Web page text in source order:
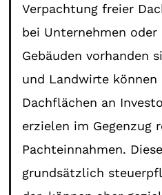
Verpachtung freier
bei Unternehmen
Gebäuden vorhanden
und Landwirte können
Dachflächen an
erzielen im Gegenzug
Pachteinnahmen.
grundsätzlich